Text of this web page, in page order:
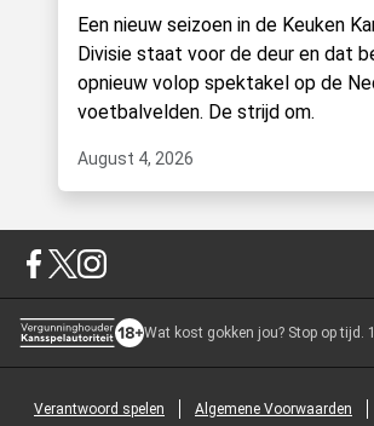
Een nieuw seizoen in de Keuken
Divisie staat voor de deur en dat
opnieuw volop spektakel op de
voetbalvelden. De strijd om.
August 4, 2026
Wat kost gokken jou? Stop op tijd.
Verantwoord spelen Algemene Voorwaarden